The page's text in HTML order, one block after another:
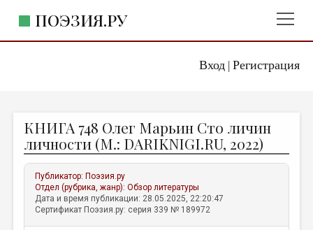
Вход| Регистрация
ПОЭЗИЯ.РУ
ЖАНРЫ
АВТОРЫ
КОММЕНТАРИИ
ЛИТСАЛОН
КНИГА 748 Олег Марьин Сто личин
личности (М.: DARIKNIGI.RU, 2022)
Публикатор: Поэзия.ру
Отдел (рубрика, жанр):Обзор литературы
Дата и время публикации: 28.05.2025, 22:20:47
Сертификат Поэзия.ру: серия 339 № 189972